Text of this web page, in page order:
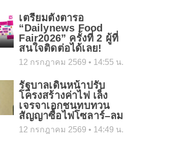
เตรียมตั้งตารอ
“Dailynews Food
Fair2026” ครั้งที่ 2 ผู้ที่
สนใจติดต่อได้เลย!
12 กรกฎาคม 2569 14:55 น.
รัฐบาลเดินหน้าปรับ
โครงสร้างค่าไฟ เล็ง
เจรจาเอกชนทบทวน
สัญญาซื้อไฟโซลาร์–ลม
12 กรกฎาคม 2569 14:49 น.